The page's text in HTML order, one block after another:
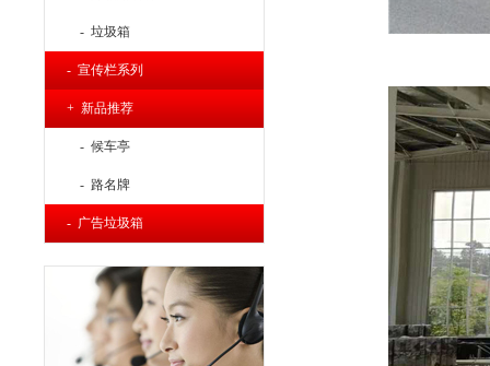
- 垃圾箱
- 宣传栏系列
+ 新品推荐
- 候车亭
- 路名牌
- 广告垃圾箱